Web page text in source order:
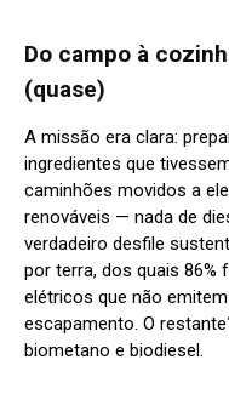
Do campo à
(quase)
A missão era clara:
ingredientes que
caminhões movidos a
renováveis — nada de
verdadeiro desfile
por terra, dos quais
elétricos que não
escapamento. O
biometano e biodiesel.